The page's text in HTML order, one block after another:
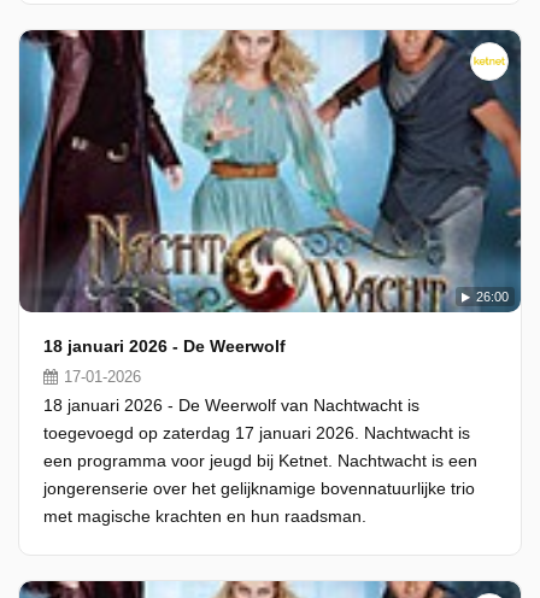
26:00
18 januari 2026 - De Weerwolf
17-01-2026
18 januari 2026 - De Weerwolf van Nachtwacht is
toegevoegd op zaterdag 17 januari 2026. Nachtwacht is
een programma voor jeugd bij Ketnet. Nachtwacht is een
jongerenserie over het gelijknamige bovennatuurlijke trio
met magische krachten en hun raadsman.